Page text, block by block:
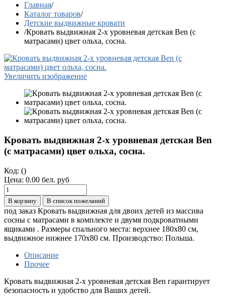
Главная/
Каталог товаров/
Детские выдвижные кровати
/Кровать выдвижная 2-х уровневая детская Ben (с
матрасами) цвет ольха, сосна.
Увеличить изображение
Кровать выдвижная 2-х уровневая детская Ben
(с матрасами) цвет ольха, сосна.
Код: ()
Цена: 0.00 бел. руб
В корзину В список пожеланий
под заказ Кровать выдвижная для двоих детей из массива
сосны с матрасами в комплекте и двумя подкроватными
ящиками . Размеры спального места: верхнее 180х80 см,
выдвижное нижнее 170х80 см. Производство: Польша.
Описание
Прочее
Кровать выдвижная 2-х уровневая детская Ben гарантирует
безопасность и удобство для Ваших детей.